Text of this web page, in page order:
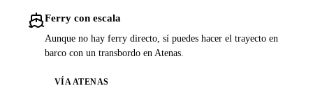
Ferry con escala
Aunque no hay ferry directo, sí puedes hacer el trayecto en
barco con un transbordo en Atenas.
VÍA ATENAS